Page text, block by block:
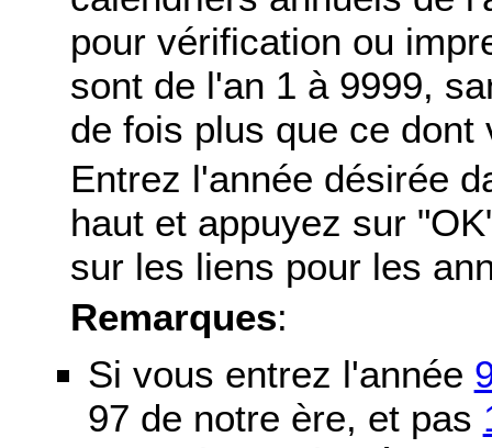
pour vérification ou
sont de l'an 1 à 9999,
de fois plus que ce dont
Entrez l'année désirée
haut et appuyez sur
sur les liens pour les
Remarques:
Si vous entrez l'année
97 de notre ère, et pas